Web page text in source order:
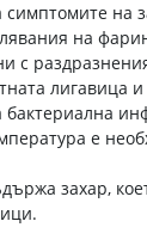
на
на
с
лигавица
бактериална
е
захар,